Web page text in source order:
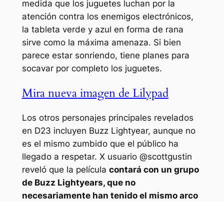
medida que los juguetes luchan por la
atención contra los enemigos electrónicos,
la tableta verde y azul en forma de rana
sirve como la máxima amenaza. Si bien
parece estar sonriendo, tiene planes para
socavar por completo los juguetes.
Mira nueva imagen de Lilypad
Los otros personajes principales revelados
en D23 incluyen Buzz Lightyear, aunque no
es el mismo zumbido que el público ha
llegado a respetar. X usuario @scottgustin
reveló que la película contará con un grupo
de Buzz Lightyears, que no
necesariamente han tenido el mismo arco